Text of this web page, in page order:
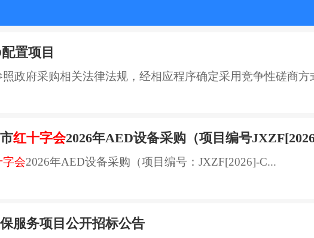
置项目
照政府采购相关法律法规，经相应程序确定采用竞争性磋商方
红十字会2026年AED设备采购（项目编号
字会2026年AED设备采购（项目编号：JXZF[2026]-C...
服务项目公开招标公告